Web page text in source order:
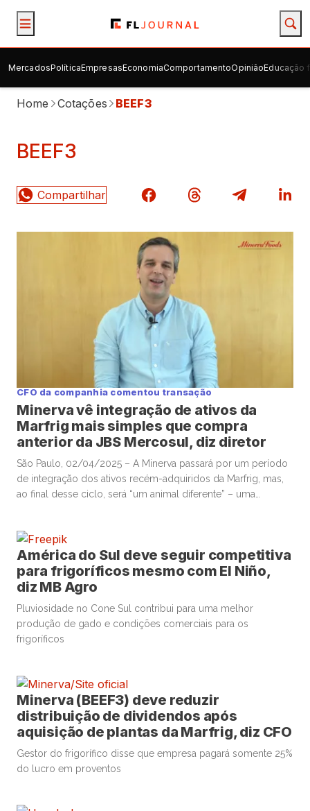
MercadosPolíticaEmpresasEconomiaComportamentoOpiniãoEducação
Home Cotações BEEF3
BEEF3
CFO da companhia comentou transação
Minerva vê integração de ativos da
Marfrig mais simples que compra
anterior da JBS Mercosul, diz diretor
São Paulo, 02/04/2025 – A Minerva passará por um período
de integração dos ativos recém-adquiridos da Marfrig, mas,
ao final desse ciclo, será “um animal diferente” – uma
Relações com Investidores, Danilo Cabrera. Segundo ele, o
processo de integração é semelhante, […]
América do Sul deve seguir competitiva
para frigoríficos mesmo com El Niño,
diz MB Agro
Pluviosidade no Cone Sul contribui para uma melhor
produção de gado e condições comerciais para os
frigoríficos
Minerva (BEEF3) deve reduzir
distribuição de dividendos após
aquisição de plantas da Marfrig, diz CFO
Gestor do frigorífico disse que empresa pagará somente 25%
do lucro em proventos